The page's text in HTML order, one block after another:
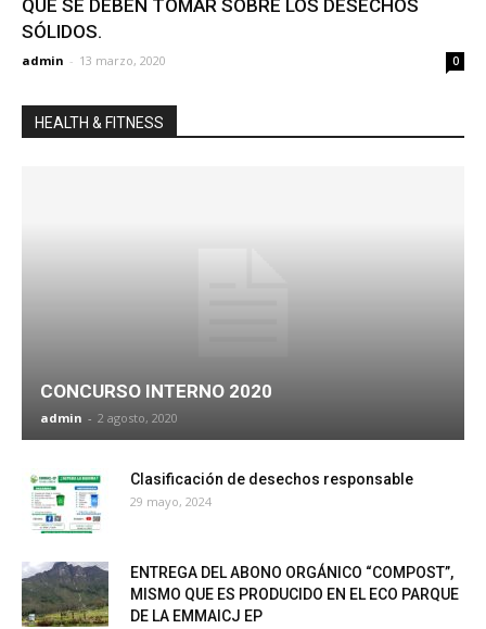
QUE SE DEBEN TOMAR SOBRE LOS DESECHOS
SÓLIDOS.
admin - 13 marzo, 2020 0
HEALTH & FITNESS
CONCURSO INTERNO 2020
admin - 2 agosto, 2020
Clasificación de desechos responsable
29 mayo, 2024
ENTREGA DEL ABONO ORGÁNICO “COMPOST”,
MISMO QUE ES PRODUCIDO EN EL ECO PARQUE
DE LA EMMAICJ EP